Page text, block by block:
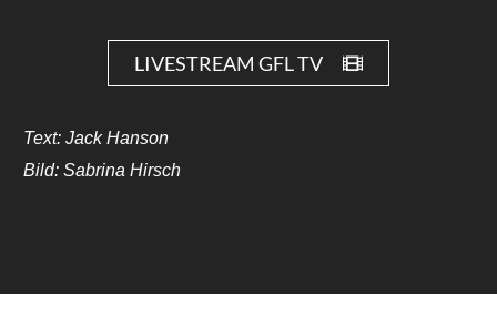
LIVESTREAM GFL TV
Text: Jack Hanson
Bild: Sabrina Hirsch